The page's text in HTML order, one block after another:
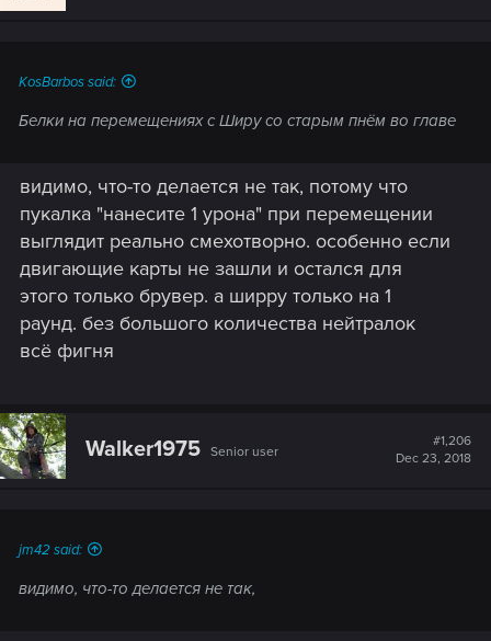
KosBarbos said:
Белки на перемещениях с Ширу со старым пнём во главе
видимо, что-то делается не так, потому что
пукалка "нанесите 1 урона" при перемещении
выглядит реально смехотворно. особенно если
двигающие карты не зашли и остался для
этого только брувер. а ширру только на 1
раунд. без большого количества нейтралок
всё фигня
Walker1975 Senior user
#1,206
Dec 23, 2018
jm42 said:
видимо, что-то делается не так,